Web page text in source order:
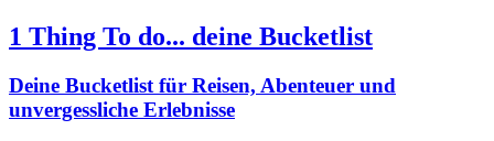
1 Thing To do... deine Bucketlist
Deine Bucketlist für Reisen, Abenteuer und
unvergessliche Erlebnisse